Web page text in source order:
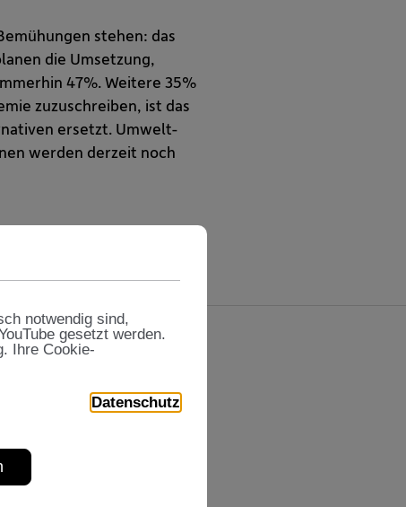
stehen: das
die Umsetzung,
47%. Weitere 35%
zuzuschreiben, ist das
ersetzt. Umwelt-
werden derzeit noch
notwendig sind,
gesetzt werden.
Ihre Cookie-
Datenschutz